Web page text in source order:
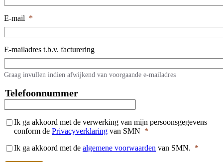
E-mail *
E-mailadres t.b.v. facturering
Graag invullen indien afwijkend van voorgaande e-mailadres
Telefoonnummer
Ik ga akkoord met de verwerking van mijn persoonsgegevens
conform de Privacyverklaring van SMN *
Ik ga akkoord met de algemene voorwaarden van SMN. *